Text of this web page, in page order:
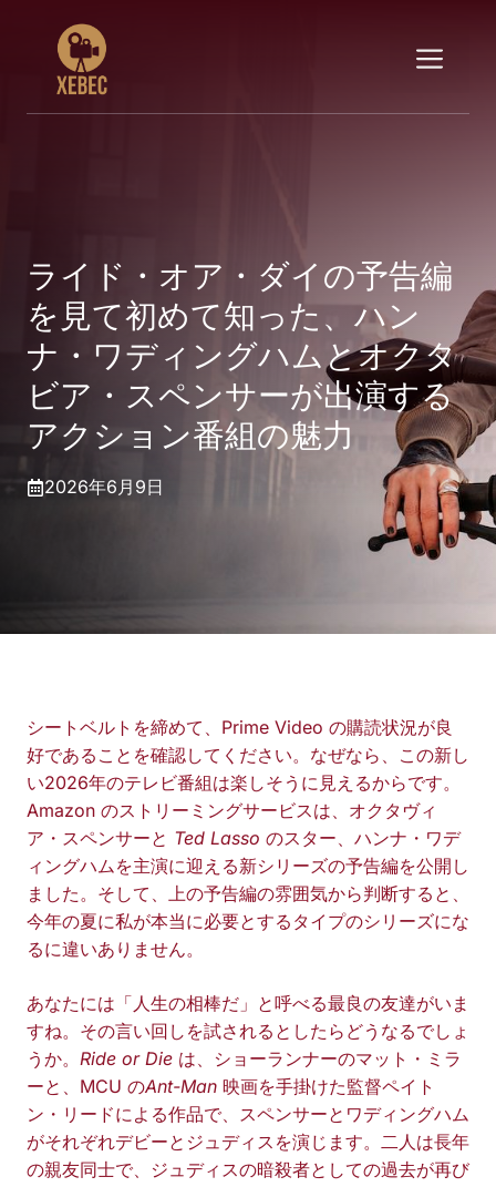
メ
ニ
ー
ライド・オア・ダイの予告編
を見て初めて知った、ハン
ナ・ワディングハムとオクタ
ビア・スペンサーが出演する
アクション番組の魅力
2026年6月9日
シートベルトを締めて、Prime Video の購読状況が良
好であることを確認してください。なぜなら、この新し
い2026年のテレビ番組は楽しそうに見えるからです。
Amazon のストリーミングサービスは、オクタヴィ
ア・スペンサーと Ted Lasso のスター、ハンナ・ワデ
ィングハムを主演に迎える新シリーズの予告編を公開し
ました。そして、上の予告編の雰囲気から判断すると、
今年の夏に私が本当に必要とするタイプのシリーズにな
るに違いありません。
あなたには「人生の相棒だ」と呼べる最良の友達がいま
すね。その言い回しを試されるとしたらどうなるでしょ
うか。 Ride or Die は、ショーランナーのマット・ミラ
ーと、MCU のAnt-Man 映画を手掛けた監督ペイト
ン・リードによる作品で、スペンサーとワディングハム
がそれぞれデビーとジュディスを演じます。二人は長年
の親友同士で、ジュディスの暗殺者としての過去が再び